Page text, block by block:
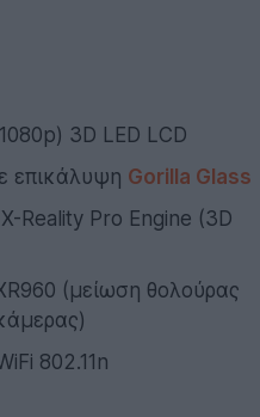
3D LED LCD
επικάλυψη Gorilla Glass
Reality Pro Engine (3D
(μείωση θολούρας
802.11n